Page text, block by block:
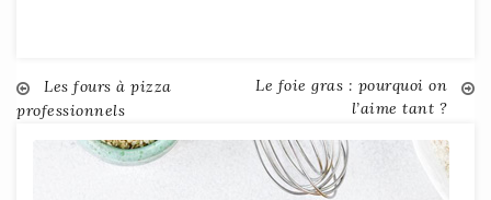
Post
navigation
Les fours à pizza
professionnels
Le foie gras : pourquoi on
l’aime tant ?